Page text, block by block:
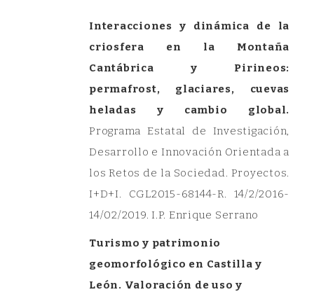
Interacciones y dinámica de la
criosfera en la Montaña
Cantábrica y Pirineos:
permafrost, glaciares, cuevas
heladas y cambio global.
Programa Estatal de Investigación,
Desarrollo e Innovación Orientada a
los Retos de la Sociedad. Proyectos.
I+D+I. CGL2015-68144-R. 14/2/2016-
14/02/2019. I.P. Enrique Serrano
Turismo y patrimonio
geomorfológico en Castilla y
León. Valoración de uso y